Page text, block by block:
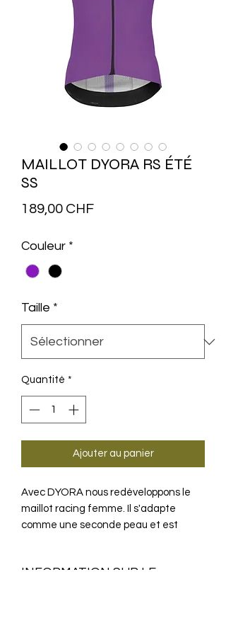
MAILLOT DYORA RS ÉTÉ
SS
189,00 CHFPrix
Couleur *
Taille *
Quantité *
Ajouter au panier
Avec DYORA nous redéveloppons le
maillot racing femme. Il s'adapte
comme une seconde peau et est
INFORMATION SUR LE